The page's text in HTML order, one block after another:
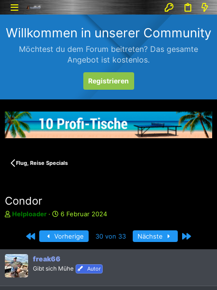
Willkommen in unserer Community
Möchtest du dem Forum beitreten? Das gesamte
Angebot ist kostenlos.
Registrieren
Flug, Reise Specials
Condor
E
e
l
l
e
Helploader
E
s
t
e
6 Februar 2024
Erste Vorherige 30 von 33 Nächste Letzte
freak66
Gibt sich Mühe Autor